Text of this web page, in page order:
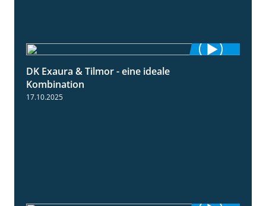
DK Exaura & Tilmor - eine ideale
Kombination
17.10.2025